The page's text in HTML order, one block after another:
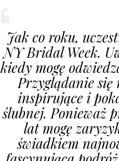
Jak co roku,
NY Bridal Week.
kiedy mogę
Przyglądanie się
inspirujące i
ślubnej. Ponieważ
lat mogę
świadkiem